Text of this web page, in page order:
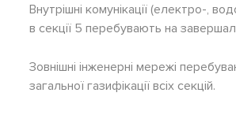
Внутрішні комунікації (електро-,
в секції 5 перебувають на
Зовнішні інженерні мережі
загальної газифікації всіх секцій.